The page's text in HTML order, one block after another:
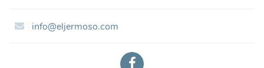
info@eljermoso.com